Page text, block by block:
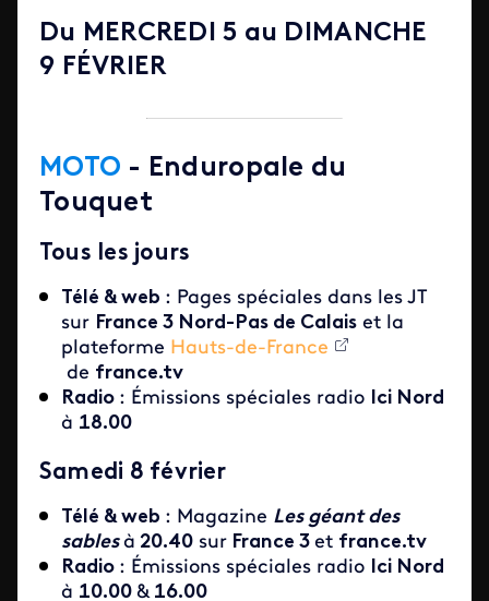
Du MERCREDI 5 au DIMANCHE
9 FÉVRIER
MOTO - Enduropale du
Touquet
Tous les jours
Télé & web : Pages spéciales dans les JT
sur France 3 Nord-Pas de Calais et la
plateforme Hauts-de-France
de france.tv
Radio : Émissions spéciales radio Ici Nord
à 18.00
Samedi 8 février
Télé & web : Magazine Les géant des
sables à 20.40 sur France 3 et france.tv
Radio : Émissions spéciales radio Ici Nord
à 10.00 & 16.00